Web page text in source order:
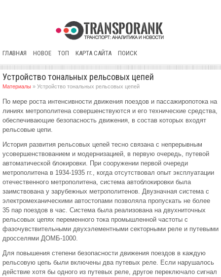
ГЛАВНАЯ НОВОЕ ТОП КАРТА САЙТА ПОИСК
Устройство тональных рельсовых цепей
Материалы » Устройство тональных рельсовых цепей
По мере роста интенсивности движения поездов и пассажиропотока на
линиях метрополитена совершенствуются и его технические средства,
обеспечивающие безопасность движения, в состав которых входят
рельсовые цепи.
История развития рельсовых цепей тесно связана с непрерывным
усовершенствованием и модернизацией, в первую очередь, путевой
автоматической блокировки. При сооружении первой очереди
метрополитена в 1934-1935 гг., когда отсутствовал опыт эксплуатации
отечественного метрополитена, система автоблокировки была
заимствована у зарубежных метрополитенов. Двузначная система с
электромеханическими автостопами позволяла пропускать не более
35 пар поездов в час. Система была реализована на двухниточных
рельсовых цепях переменного тока промышленной частоты с
фазочувствительными двухэлементными секторными реле и путевыми
дросселями ДОМБ-1000.
Для повышения степени безопасности движения поездов в каждую
рельсовую цепь были включены два путевых реле. Если нарушалось
действие хотя бы одного из путевых реле, другое переключало сигнал